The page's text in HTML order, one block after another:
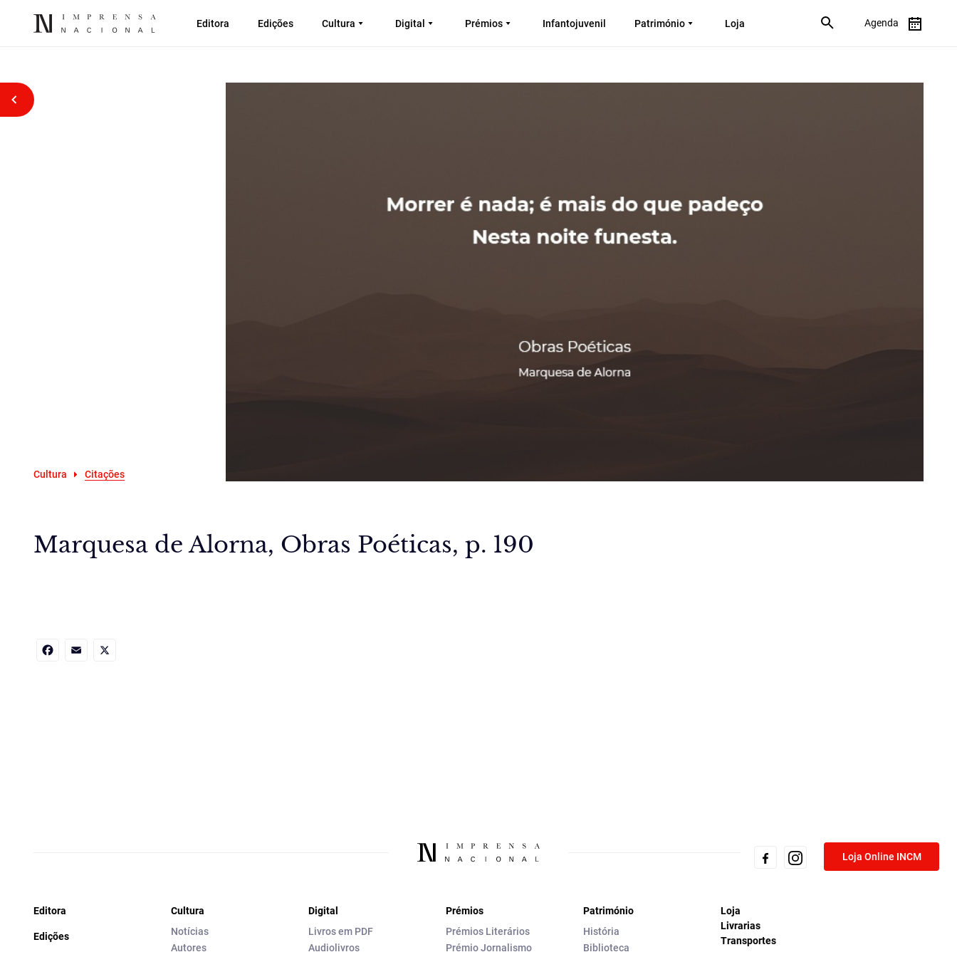
Editora Edições Cultura Digital Prémios Infantojuvenil Património Loja Agenda
Voltar atrás
Cultura Citações
Marquesa de Alorna, Obras Poéticas, p. 190
Loja Online INCM
Editora
Edições
Cultura
Notícias
Autores
Digital
Livros em PDF
Audiolivros
Prémios
Prémios Literários
Prémio Jornalismo
Património
História
Biblioteca
Loja
Livrarias
Transportes